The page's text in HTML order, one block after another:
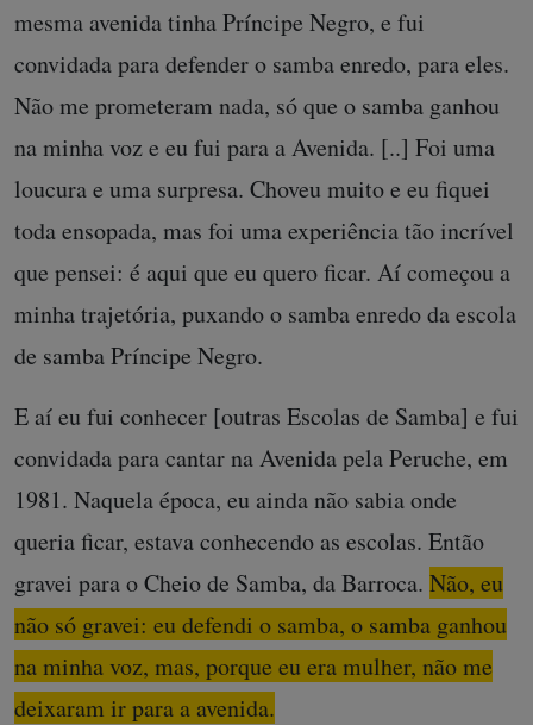
mesma avenida tinha Príncipe Negro, e fui
convidada para defender o samba enredo, para eles.
Não me prometeram nada, só que o samba ganhou
na minha voz e eu fui para a Avenida. [..] Foi uma
loucura e uma surpresa. Choveu muito e eu fiquei
toda ensopada, mas foi uma experiência tão incrível
que pensei: é aqui que eu quero ficar. Aí começou a
minha trajetória, puxando o samba enredo da escola
de samba Príncipe Negro.
E aí eu fui conhecer [outras Escolas de Samba] e fui
convidada para cantar na Avenida pela Peruche, em
1981. Naquela época, eu ainda não sabia onde
queria ficar, estava conhecendo as escolas. Então
gravei para o Cheio de Samba, da Barroca. Não, eu
não só gravei: eu defendi o samba, o samba ganhou
na minha voz, mas, porque eu era mulher, não me
deixaram ir para a avenida.